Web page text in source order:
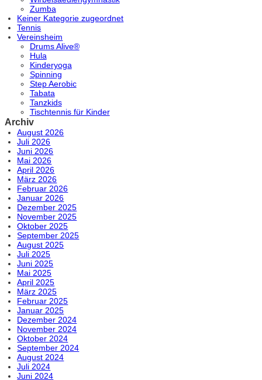
Zumba
Keiner Kategorie zugeordnet
Tennis
Vereinsheim
Drums Alive®
Hula
Kinderyoga
Spinning
Step Aerobic
Tabata
Tanzkids
Tischtennis für Kinder
Archiv
August 2026
Juli 2026
Juni 2026
Mai 2026
April 2026
März 2026
Februar 2026
Januar 2026
Dezember 2025
November 2025
Oktober 2025
September 2025
August 2025
Juli 2025
Juni 2025
Mai 2025
April 2025
März 2025
Februar 2025
Januar 2025
Dezember 2024
November 2024
Oktober 2024
September 2024
August 2024
Juli 2024
Juni 2024